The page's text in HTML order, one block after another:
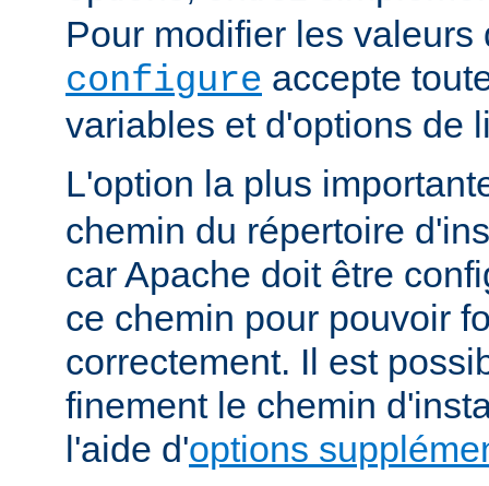
Pour modifier les valeurs
configure accepte
variables et d'options de
L'option la plus
chemin du répertoire
car Apache doit être
ce chemin pour pouvoir
correctement. Il est
finement le chemin
l'aide d'options